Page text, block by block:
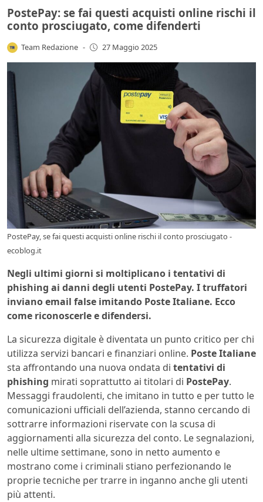
PostePay: se fai questi acquisti online rischi il
conto prosciugato, come difenderti
Team Redazione - 27 Maggio 2025
PostePay, se fai questi acquisti online rischi il conto prosciugato -
ecoblog.it
Negli ultimi giorni si moltiplicano i tentativi di
phishing ai danni degli utenti PostePay. I truffatori
inviano email false imitando Poste Italiane. Ecco
come riconoscerle e difendersi.
La sicurezza digitale è diventata un punto critico per chi
utilizza servizi bancari e finanziari online. Poste Italiane
sta affrontando una nuova ondata di tentativi di
phishing mirati soprattutto ai titolari di PostePay.
Messaggi fraudolenti, che imitano in tutto e per tutto le
comunicazioni ufficiali dell’azienda, stanno cercando di
sottrarre informazioni riservate con la scusa di
aggiornamenti alla sicurezza del conto. Le segnalazioni,
nelle ultime settimane, sono in netto aumento e
mostrano come i criminali stiano perfezionando le
proprie tecniche per trarre in inganno anche gli utenti
più attenti.